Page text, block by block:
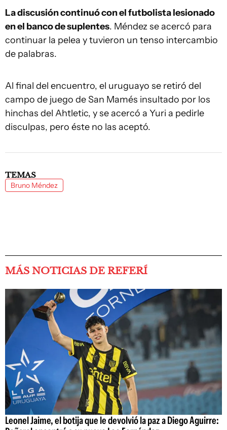
La discusión continuó con el futbolista lesionado
en el banco de suplentes. Méndez se acercó para
continuar la pelea y tuvieron un tenso intercambio
de palabras.
Al final del encuentro, el uruguayo se retiró del
campo de juego de San Mamés insultado por los
hinchas del Ahtletic, y se acercó a Yuri a pedirle
disculpas, pero éste no las aceptó.
TEMAS
Bruno Méndez
MÁS NOTICIAS DE REFERÍ
Leonel Jaime, el botija que le devolvió la paz a Diego Aguirre: